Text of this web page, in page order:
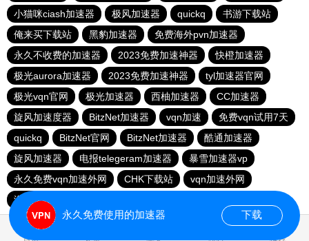
小猫咪ciash加速器
极风加速器 quickq
书游下载站
俺来买下载站
黑豹加速器
免费海外pvn加速器
永久不收费的加速器
2023免费加速神器
快橙加速器
极光aurora加速器
2023免费加速神器
tyl加速器官网
极光vqn官网
极光加速器 西柚加速器
CC加速器
旋风加速度器
BitzNet加速器 vqn加速
免费vqn试用7天
quickq
BitzNet官网 BitzNet加速器
酷通加速器
旋风加速器
电报telegeram加速器
暴雪加速器vp
永久免费vqn加速外网
CHK下载站
vqn加速外网
海鸥下载站
永久免费使用的加速器 下载